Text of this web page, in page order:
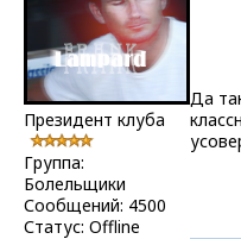
Президент клуба
Группа:
Болельщики
Сообщений: 4500
Статус: Offline
Да